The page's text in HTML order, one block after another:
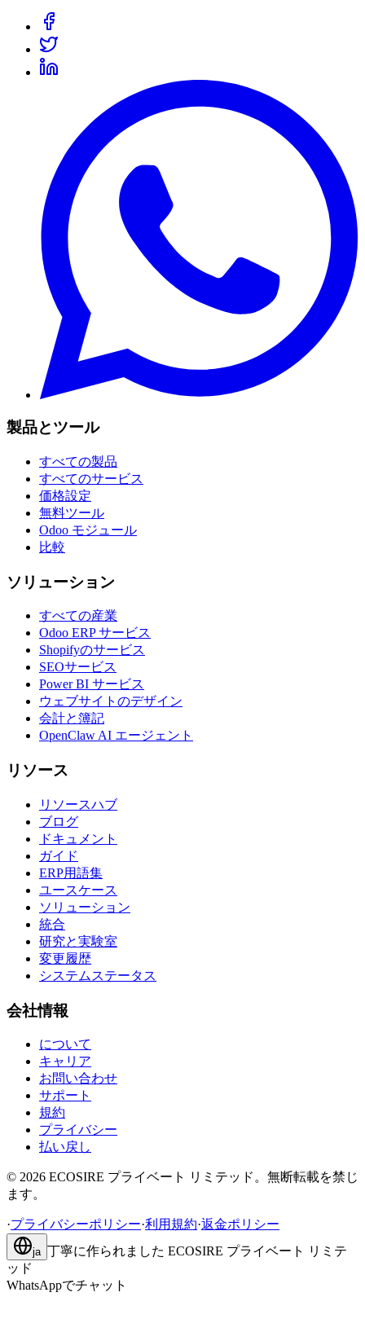
製品とツール
すべての製品
すべてのサービス
価格設定
無料ツール
Odoo モジュール
比較
ソリューション
すべての産業
Odoo ERP サービス
Shopifyのサービス
SEOサービス
Power BI サービス
ウェブサイトのデザイン
会計と簿記
OpenClaw AI エージェント
リソース
リソースハブ
ブログ
ドキュメント
ガイド
ERP用語集
ユースケース
ソリューション
統合
研究と実験室
変更履歴
システムステータス
会社情報
について
キャリア
お問い合わせ
サポート
規約
プライバシー
払い戻し
© 2026 ECOSIRE プライベート リミテッド。無断転載を禁じ
ます。
·プライバシーポリシー·利用規約·返金ポリシー
ja 丁寧に作られました ECOSIRE プライベート リミテ
ッド
WhatsAppでチャット